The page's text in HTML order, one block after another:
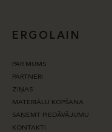
ERGOLAIN
PAR MUMS
PARTNERI
ZIŅAS
MATERIĀLU KOPŠANA
SAŅEMT PIEDĀVĀJUMU
KONTAKTI